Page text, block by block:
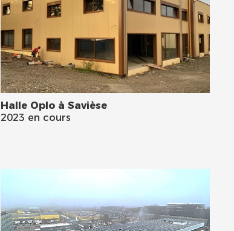
Halle Oplo à Savièse
2023 en cours